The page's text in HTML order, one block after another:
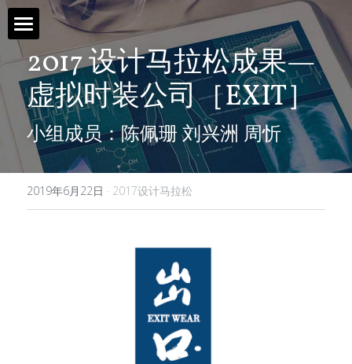
首页 / Home
新闻 / News
视频 / Videos
课题 / Tasks
媒体与组织 / Media&Organization
2017 设计马拉松成果—
虚拟时装公司［EXIT］
小组成员：陈佩珊 刘兴洲 周忻
2019年6月22日 · 2017设计马拉松